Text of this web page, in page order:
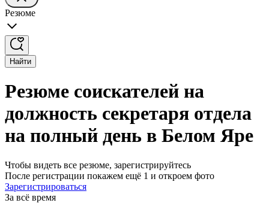
Резюме
Найти
Резюме соискателей на
должность секретаря отдела
на полный день в Белом Яре
Чтобы видеть все резюме, зарегистрируйтесь
После регистрации покажем ещё 1 и откроем фото
Зарегистрироваться
За всё время